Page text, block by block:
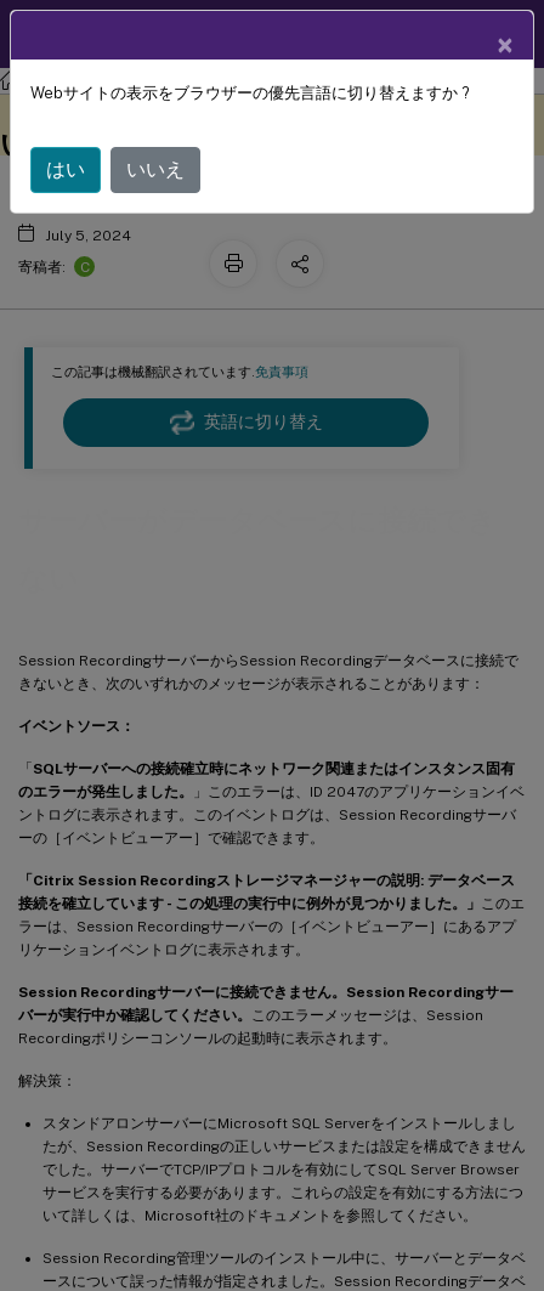
Session Recording Session Recording 2203 LTSR
この記事は機械翻訳されています.免責事項
英語に切り替え
Session RecordingサーバーからSession Recordingデータベースに接続で
きないとき、次のいずれかのメッセージが表示されることがあります：
イベントソース：
「SQLサーバーへの接続確立時にネットワーク関連またはインスタンス固有
のエラーが発生しました。
」このエラーは、ID 2047のアプリケーションイベ
ントログに表示されます。このイベントログは、Session Recordingサーバ
ーの［イベントビューアー］で確認できます。
「Citrix Session Recordingストレージマネージャーの説明: データベース
接続を確立しています - この処理の実行中に例外が見つかりました。」
このエ
ラーは、Session Recordingサーバーの［イベントビューアー］にあるアプ
リケーションイベントログに表示されます。
Session Recordingサーバーに接続できません。Session Recordingサー
バーが実行中か確認してください。
このエラーメッセージは、Session
Recordingポリシーコンソールの起動時に表示されます。
解決策：
スタンドアロンサーバーにMicrosoft SQL Serverをインストールしまし
たが、Session Recordingの正しいサービスまたは設定を構成できません
でした。サーバーでTCP/IPプロトコルを有効にしてSQL Server Browser
サービスを実行する必要があります。これらの設定を有効にする方法につ
いて詳しくは、Microsoft社のドキュメントを参照してください。
Session Recording管理ツールのインストール中に、サーバーとデータベ
ースについて誤った情報が指定されました。Session Recordingデータベ
サーバーがデータベースに接続できな
い
July 5, 2024
寄稿者:
C
×
Webサイトの表示をブラウザーの優先言語に切り替えますか ?
はい いいえ